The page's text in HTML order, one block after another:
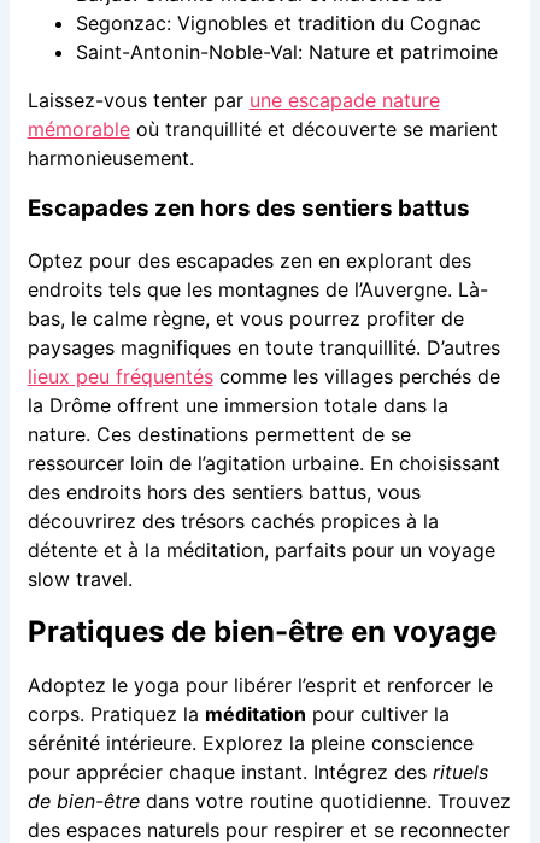
Segonzac: Vignobles et tradition du Cognac
Saint-Antonin-Noble-Val: Nature et patrimoine
Laissez-vous tenter par une escapade nature
mémorableoù tranquillité et découverte se marient
harmonieusement.
Escapades zen hors des sentiers battus
Optez pour des escapades zen en explorant des
endroits tels que les montagnes de l’Auvergne. Là-
bas, le calme règne, et vous pourrez profiter de
paysages magnifiques en toute tranquillité. D’autres
lieux peu fréquentéscomme les villages perchés de
la Drôme offrent une immersion totale dans la
nature. Ces destinations permettent de se
ressourcer loin de l’agitation urbaine. En choisissant
des endroits hors des sentiers battus, vous
découvrirez des trésors cachés propices à la
détente et à la méditation, parfaits pour un voyage
slow travel.
Pratiques de bien-être en voyage
Adoptez le yoga pour libérer l’esprit et renforcer le
corps. Pratiquez la méditation pour cultiver la
sérénité intérieure. Explorez la pleine conscience
pour apprécier chaque instant. Intégrez des rituels
de bien-êtredans votre routine quotidienne. Trouvez
des espaces naturels pour respirer et se reconnecter